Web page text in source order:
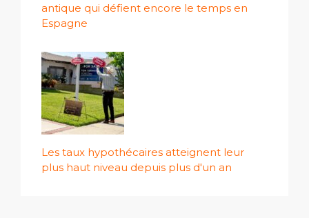
antique qui défient encore le temps en
Espagne
Les taux hypothécaires atteignent leur
plus haut niveau depuis plus d'un an